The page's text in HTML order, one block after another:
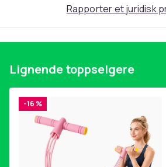
Rapporter et juridisk
Lignende toppselgere
-16 %